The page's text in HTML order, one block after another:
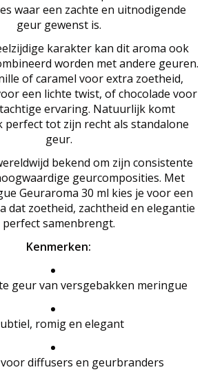
waar een zachte en uitnodigende
geur gewenst is.
karakter kan dit aroma ook
worden met andere geuren.
of caramel voor extra zoetheid,
een lichte twist, of chocolade voor
ervaring. Natuurlijk komt
perfect tot zijn recht als standalone
geur.
bekend om zijn consistente
geurcomposities. Met
Geuraroma 30 ml kies je voor een
dat zoetheid, zachtheid en elegantie
perfect samenbrengt.
Kenmerken:
geur van versgebakken meringue
romig en elegant
diffusers en geurbranders